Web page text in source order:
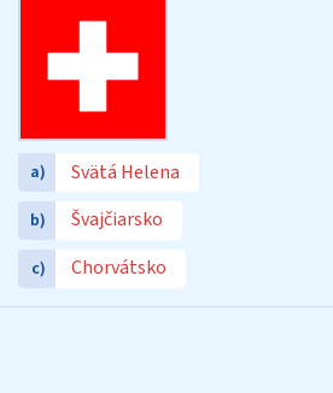
a) Svätá Helena
b) Švajčiarsko
c) Chorvátsko